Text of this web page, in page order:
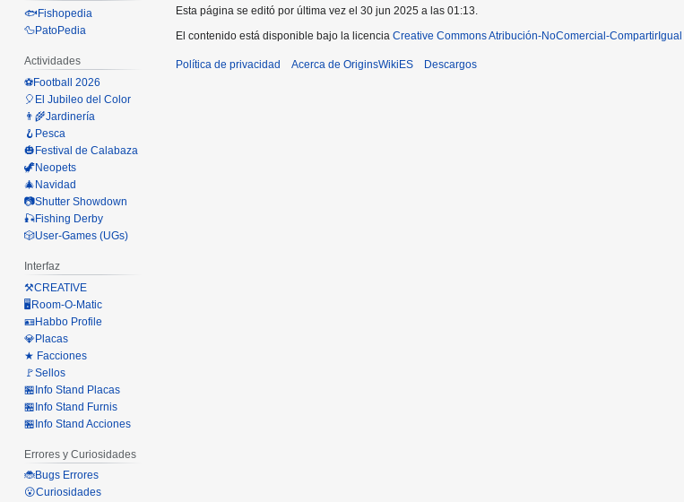
🐟Fishopedia
🦆PatoPedia
Actividades
⚽Football 2026
🎈El Jubileo del Color
👨‍🌾Jardinería
🪝Pesca
🎃Festival de Calabaza
🦖Neopets
🎄Navidad
📷Shutter Showdown
🎣Fishing Derby
🎲User-Games (UGs)
Interfaz
⚒️CREATIVE
🖥️Room-O-Matic
🪪Habbo Profile
💎Placas
★ Facciones
🚩Sellos
🏪Info Stand Placas
🏪Info Stand Furnis
🏪Info Stand Acciones
Errores y Curiosidades
🐞Bugs Errores
😮Curiosidades
Esta página se editó por última vez el 30 jun 2025 a las 01:13.
El contenido está disponible bajo la licencia Creative Commons Atribución-NoComercial-CompartirIgual
Política de privacidad Acerca de OriginsWikiES Descargos